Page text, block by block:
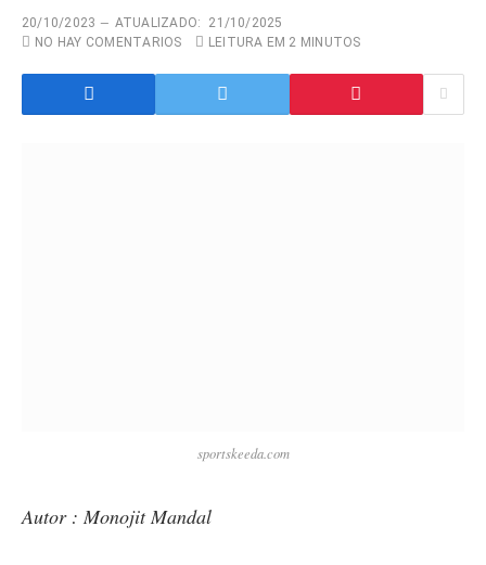
20/10/2023 ATUALIZADO:
21/10/2025
NO HAY COMENTARIOS
LEITURA EM 2 MINUTOS
sportskeeda.com
Autor : Monojit Mandal